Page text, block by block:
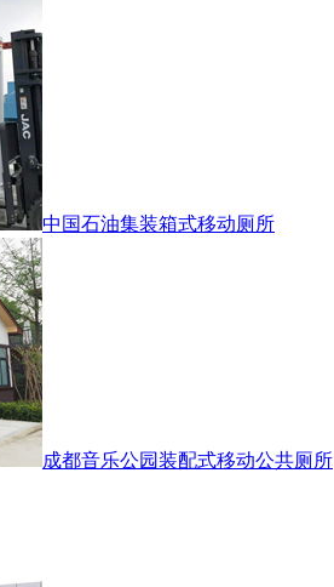
中国石油集装箱式移动厕所
成都音乐公园装配式移动公共厕所